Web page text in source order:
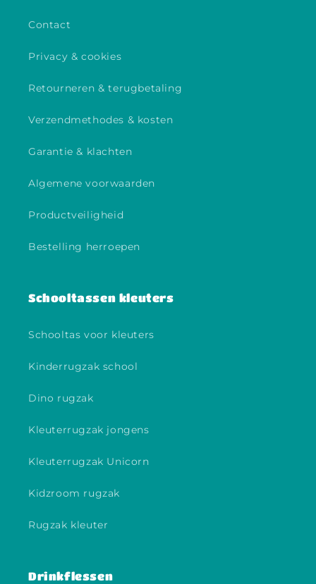
Contact
Privacy & cookies
Retourneren & terugbetaling
Verzendmethodes & kosten
Garantie & klachten
Algemene voorwaarden
Productveiligheid
Bestelling herroepen
Schooltassen kleuters
Schooltas voor kleuters
Kinderrugzak school
Dino rugzak
Kleuterrugzak jongens
Kleuterrugzak Unicorn
Kidzroom rugzak
Rugzak kleuter
Drinkflessen